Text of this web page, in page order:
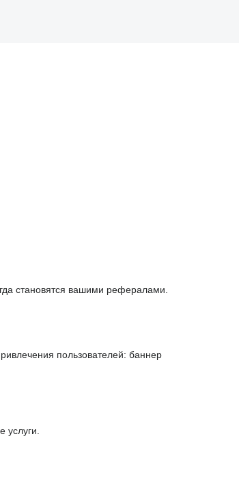
становятся вашими рефералами.
пользователей: баннер